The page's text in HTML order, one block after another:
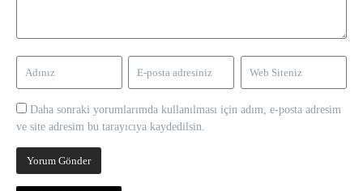
Daha sonraki yorumlarımda kullanılması için adım, e-posta adresim
ve site adresim bu tarayıcıya kaydedilsin.